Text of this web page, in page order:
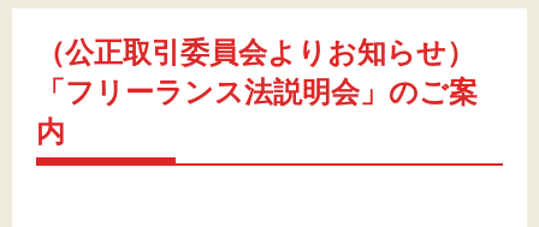
関係機関の方へ
小坂町商工会について
フリーページ
（公正取引委員会よりお知らせ）
「フリーランス法説明会」のご案
内